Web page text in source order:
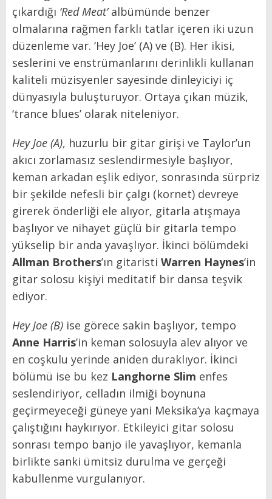
çıkardığı ‘Red Meat’albümünde benzer
olmalarına rağmen farklı tatlar içeren iki uzun
düzenleme var. ‘Hey Joe’ (A) ve (B). Her ikisi,
seslerini ve enstrümanlarını derinlikli kullanan
kaliteli müzisyenler sayesinde dinleyiciyi iç
dünyasıyla buluşturuyor. Ortaya çıkan müzik,
‘trance blues’ olarak niteleniyor.
Hey Joe (A), huzurlu bir gitar girişi ve Taylor’un
akıcı zorlamasız seslendirmesiyle başlıyor,
keman arkadan eşlik ediyor, sonrasında sürpriz
bir şekilde nefesli bir çalgı (kornet) devreye
girerek önderliği ele alıyor, gitarla atışmaya
başlıyor ve nihayet güçlü bir gitarla tempo
yükselip bir anda yavaşlıyor. İkinci bölümdeki
Allman Brothers’ın gitaristi Warren Haynes’in
gitar solosu kişiyi meditatif bir dansa teşvik
ediyor.
Hey Joe (B) ise görece sakin başlıyor, tempo
Anne Harris’in keman solosuyla alev alıyor ve
en coşkulu yerinde aniden duraklıyor. İkinci
bölümü ise bu kez Langhorne Slim enfes
seslendiriyor, celladın ilmiği boynuna
geçirmeyeceği güneye yani Meksika’ya kaçmaya
çalıştığını haykırıyor. Etkileyici gitar solosu
sonrası tempo banjo ile yavaşlıyor, kemanla
birlikte sanki ümitsiz durulma ve gerçeği
kabullenme vurgulanıyor.